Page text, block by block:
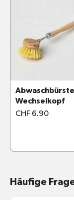
FSC-
Agave-
Wechselkopf
CHF 6.90
Häufige